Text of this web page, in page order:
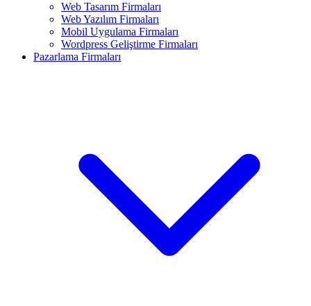
Web Tasarım Firmaları
Web Yazılım Firmaları
Mobil Uygulama Firmaları
Wordpress Geliştirme Firmaları
Pazarlama Firmaları